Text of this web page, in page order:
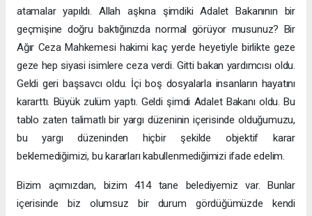
atamalar yapıldı. Allah aşkına şimdiki Adalet Bakanının bir
geçmişine doğru baktığınızda normal görüyor musunuz? Bir
Ağır Ceza Mahkemesi hakimi kaç yerde heyetiyle birlikte geze
geze hep siyasi isimlere ceza verdi. Gitti bakan yardımcısı oldu.
Geldi geri başsavcı oldu. İçi boş dosyalarla insanların hayatını
kararttı. Büyük zulüm yaptı. Geldi şimdi Adalet Bakanı oldu. Bu
tablo zaten talimatlı bir yargı düzeninin içerisinde olduğumuzu,
bu yargı düzeninden hiçbir şekilde objektif karar
beklemediğimizi, bu kararları kabullenmediğimizi ifade edelim.
Bizim açımızdan, bizim 414 tane belediyemiz var. Bunlar
içerisinde biz olumsuz bir durum gördüğümüzde kendi